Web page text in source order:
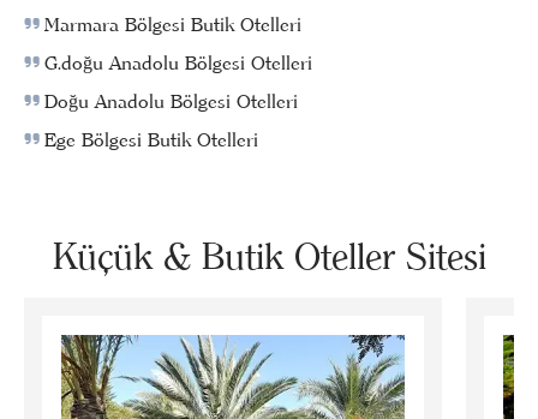
Marmara Bölgesi Butik Otelleri
G.doğu Anadolu Bölgesi Otelleri
Doğu Anadolu Bölgesi Otelleri
Ege Bölgesi Butik Otelleri
Küçük & Butik Oteller Sitesi